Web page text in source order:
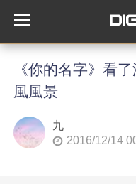
《你的名字》看
風風景
九
2016/12/14